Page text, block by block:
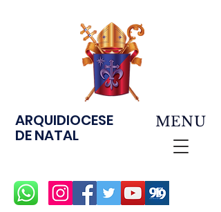
ARQUIDIOCESE
DE NATAL
MENU